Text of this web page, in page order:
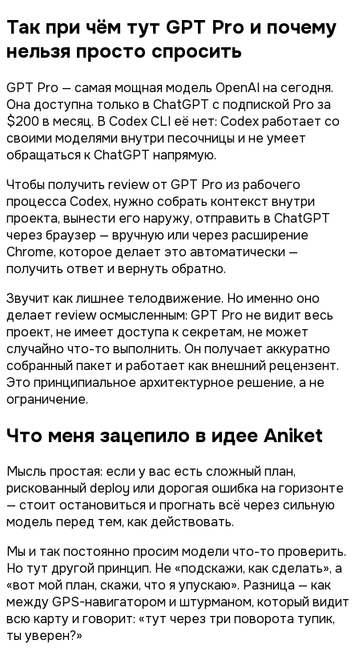
Так при чём тут GPT Pro и почему
нельзя просто спросить
GPT Pro — самая мощная модель OpenAI на сегодня.
Она доступна только в ChatGPT с подпиской Pro за
$200 в месяц. В Codex CLI её нет: Codex работает со
своими моделями внутри песочницы и не умеет
обращаться к ChatGPT напрямую.
Чтобы получить review от GPT Pro из рабочего
процесса Codex, нужно собрать контекст внутри
проекта, вынести его наружу, отправить в ChatGPT
через браузер — вручную или через расширение
Chrome, которое делает это автоматически —
получить ответ и вернуть обратно.
Звучит как лишнее телодвижение. Но именно оно
делает review осмысленным: GPT Pro не видит весь
проект, не имеет доступа к секретам, не может
случайно что-то выполнить. Он получает аккуратно
собранный пакет и работает как внешний рецензент.
Это принципиальное архитектурное решение, а не
ограничение.
Что меня зацепило в идее Aniket
Мысль простая: если у вас есть сложный план,
рискованный deploy или дорогая ошибка на горизонте
— стоит остановиться и прогнать всё через сильную
модель перед тем, как действовать.
Мы и так постоянно просим модели что-то проверить.
Но тут другой принцип. Не «подскажи, как сделать», а
«вот мой план, скажи, что я упускаю». Разница — как
между GPS-навигатором и штурманом, который видит
всю карту и говорит: «тут через три поворота тупик,
ты уверен?»